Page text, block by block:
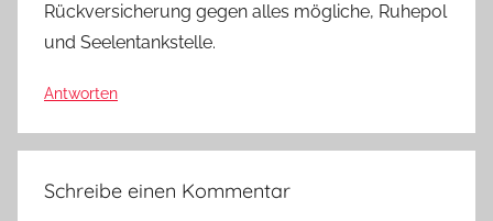
Rückversicherung gegen alles mögliche, Ruhepol
und Seelentankstelle.
Antworten
Schreibe einen Kommentar